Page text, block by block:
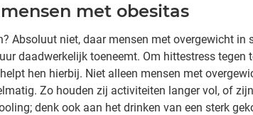
met obesitas
Absoluut niet, daar mensen met overgewicht in
daadwerkelijk toeneemt. Om hittestress tegen
hen hierbij. Niet alleen mensen met
Zo houden zij activiteiten langer vol, of
denk ook aan het drinken van een sterk